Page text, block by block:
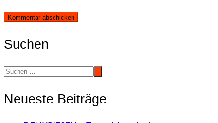
Suchen
Neueste Beiträge